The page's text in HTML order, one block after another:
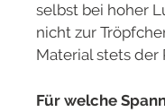
selbst bei hoher
nicht zur
Material stets der
Für welche